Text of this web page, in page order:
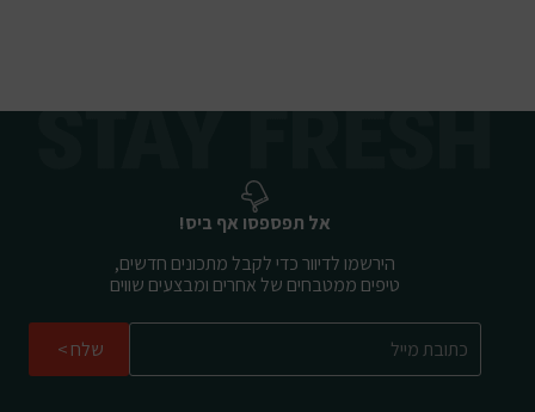
אל תפספסו אף ביס!
הירשמו לדיוור כדי לקבל מתכונים חדשים,
טיפים ממטבחים של אחרים ומבצעים שווים
שלח